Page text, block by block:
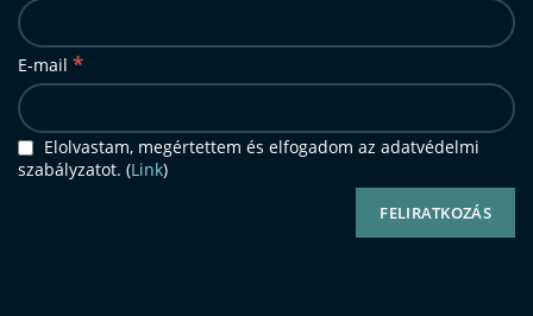
E-mail *
Elolvastam, megértettem és elfogadom az adatvédelmi
szabályzatot. (Link)